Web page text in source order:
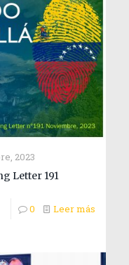
2023
Letter 191
0 Leer más